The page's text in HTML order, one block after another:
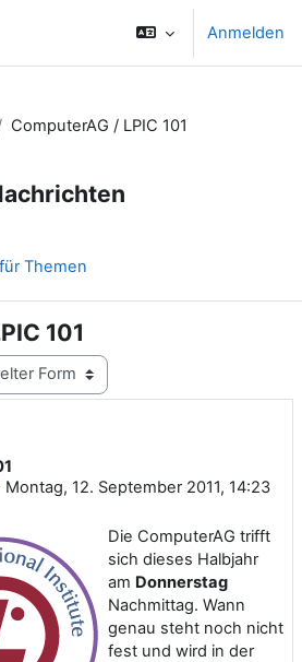
Anmelden
ComputerAG / LPIC 101
Themen
101
Montag, 12. September 2011, 14:23
Die ComputerAG trifft
sich dieses Halbjahr
am Donnerstag
Nachmittag. Wann
genau steht noch nicht
fest und wird in der